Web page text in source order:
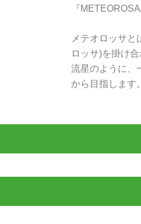
『
メテオロッサと
ロッサ)を掛け合
流星のように、
から目指します。